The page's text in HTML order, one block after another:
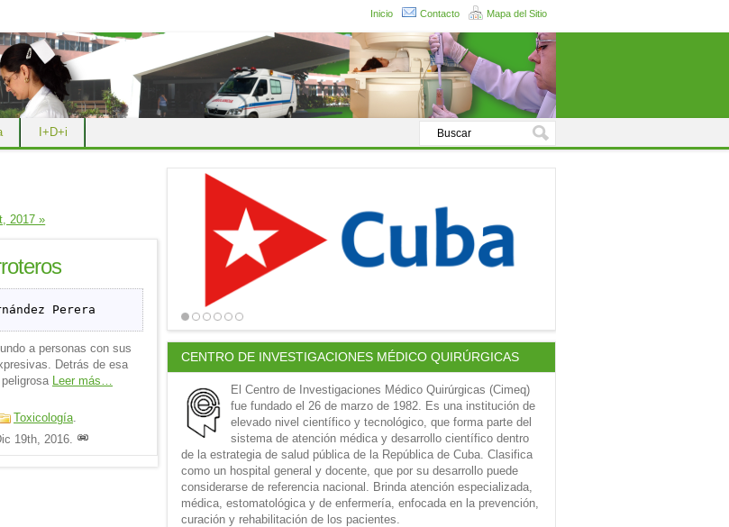
Inicio Contacto Mapa del Sitio
I+D+i
2017 »
Perera
a personas con sus
Detrás de esa
Leer más…
Toxicología.
19th, 2016.
CENTRO DE INVESTIGACIONES MÉDICO QUIRÚRGICAS
El Centro de Investigaciones Médico Quirúrgicas (Cimeq)
fue fundado el 26 de marzo de 1982. Es una institución de
elevado nivel científico y tecnológico, que forma parte del
sistema de atención médica y desarrollo científico dentro
de la estrategia de salud pública de la República de Cuba. Clasifica
como un hospital general y docente, que por su desarrollo puede
considerarse de referencia nacional. Brinda atención especializada,
médica, estomatológica y de enfermería, enfocada en la prevención,
curación y rehabilitación de los pacientes.